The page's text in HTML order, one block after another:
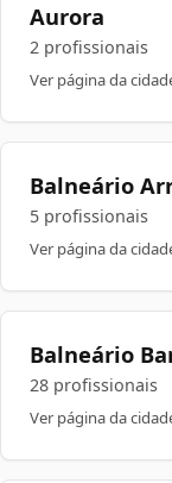
Aurora
2 profissionais
Ver página da
Balneário
5 profissionais
Ver página da
Balneário
28 profissionais
Ver página da